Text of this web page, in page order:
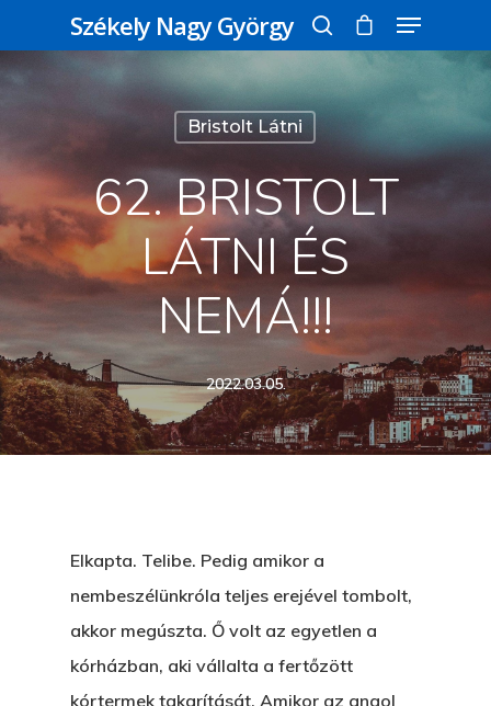
Üss egy entert a kereséshez, vagy nyomd
meg az ESC gombot a bezáráshoz
Székely Nagy György
Bristolt Látni
62. BRISTOLT
LÁTNI ÉS
NEMÁ!!!
2022.03.05.
Elkapta. Telibe. Pedig amikor a
nembeszélünkróla teljes erejével tombolt,
akkor megúszta. Ő volt az egyetlen a
kórházban, aki vállalta a fertőzött
kórtermek takarítását. Amikor az angol